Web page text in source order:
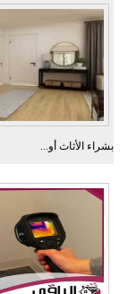
بشراء الأثاث أو...